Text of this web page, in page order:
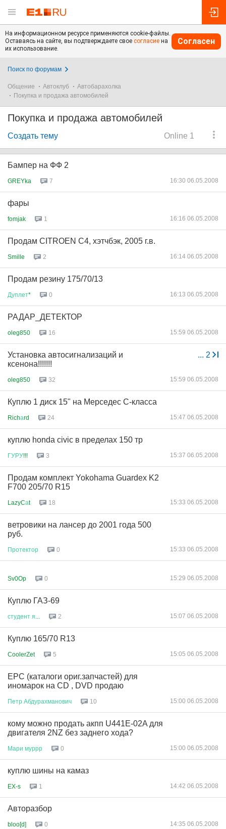
На информационном ресурсе применяются cookie-файлы.
Оставаясь на сайте, вы подтверждаете свое согласие на
их использование.
Согласен
Поиск по форумам
Общение Автоклуб
Автобарахолка
Покупка и продажа автомобилей
Покупка и продажа автомобилей
Online 1
Создать тему
Бампер на ФФ 2
GREYka 7 16:30 06.05.2008
фары
fomjak 1 16:16 06.05.2008
Продам CITROEN С4, хэтчбэк, 2005 г.в.
Smille 2 16:14 06.05.2008
Продам резину 175/70/13
Дуплет* 0 16:13 06.05.2008
РАДАР_ДЕТЕКТОР
oleg850 16 15:59 06.05.2008
... 2
Установка автосигнализаций и
ксенона!!!!!!!
oleg850 32 15:59 06.05.2008
Куплю 1 диск 15" на Мерседес С-класса
Richаrd 24 15:47 06.05.2008
куплю honda civic в пределах 150 тр
ГУРУ!!! 3 15:37 06.05.2008
Продам комплект Yokohama Guardex K2
F700 205/70 R15
LazyCаt 18 15:33 06.05.2008
ветровики на лансер до 2001 года 500
руб.
Протектор 0 15:33 06.05.2008
Sv0Op 0 15:29 06.05.2008
Куплю ГАЗ-69
студент я 2 15:07 06.05.2008
Куплю 165/70 R13
CoolerZet 5 15:05 06.05.2008
EPC (каталоги ориг.запчастей) для
иномарок на CD , DVD продаю
Петр Абдурахманович 10 15:00 06.05.2008
кому можно продать акпп U441E-02A для
двигателя 2NZ без заднего хода?
Мари муррр 0 15:00 06.05.2008
куплю шины на камаз
EX-s 1 14:42 06.05.2008
Авторазбор
bloo[d] 0 14:35 06.05.2008